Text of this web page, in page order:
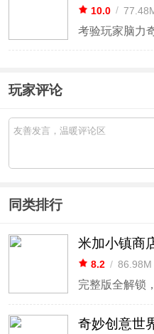
10.0 /
考验玩家脑力
玩家评论
同类排行
米加小镇商
8.2 / 86.98M
奇妙创意世